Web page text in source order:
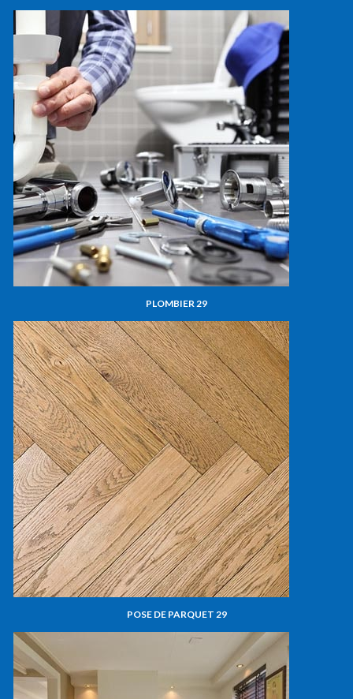
PLOMBIER 29
POSE DE PARQUET 29